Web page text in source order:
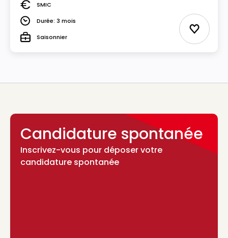
Salaire
SMIC
DuréeDurée: 3 mois
TypeSaisonnier Ajouter
Candidature spontanée
Inscrivez-vous pour déposer votre
candidature spontanée